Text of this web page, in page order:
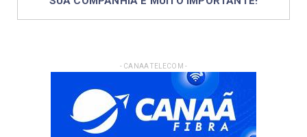
- CANAA TELECOM -